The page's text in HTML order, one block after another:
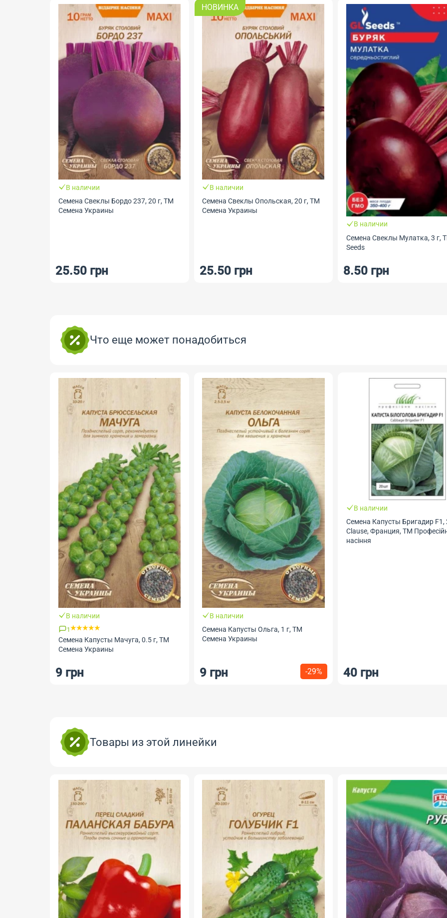
В наличии
Семена Свеклы Бордо 237, 20 г, ТМ
Семена Украины
25.50 грн
НОВИНКА
В наличии
Семена Свеклы Опольская, 20 г, ТМ
Семена Украины
25.50 грн
В наличии
Семена Свеклы Мулатка, 3 г,
Seeds
8.50 грн
Что еще может понадобиться
В наличии
1
Семена Капусты Мачуга, 0.5 г, ТМ
Семена Украины
9 грн
В наличии
Семена Капусты Ольга, 1 г, ТМ
Семена Украины
9 грн -29%
В наличии
Семена Капусты Бригадир F1,
Clause, Франция, ТМ
насіння
40 грн
Товары из этой линейки